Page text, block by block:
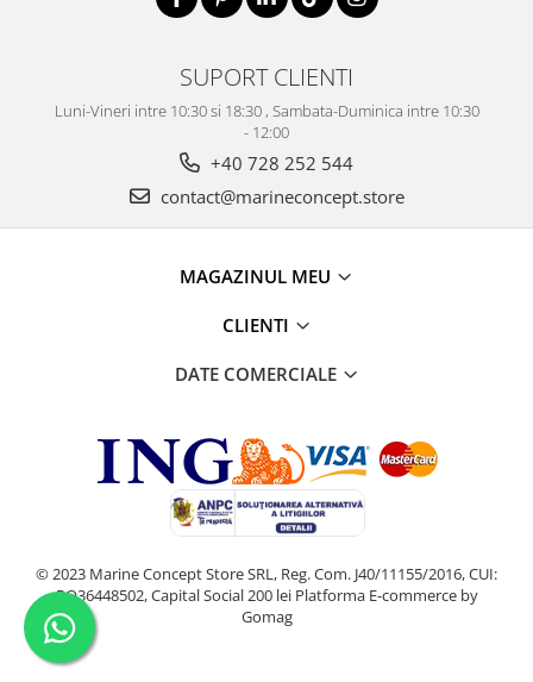
SUPORT CLIENTI
Luni-Vineri intre 10:30 si 18:30 , Sambata-Duminica intre 10:30
- 12:00
+40 728 252 544
contact@marineconcept.store
MAGAZINUL MEU
CLIENTI
DATE COMERCIALE
© 2023 Marine Concept Store SRL, Reg. Com. J40/11155/2016, CUI:
RO36448502, Capital Social 200 lei Platforma E-commerce by
Gomag